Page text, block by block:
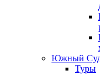
Южный
Туры